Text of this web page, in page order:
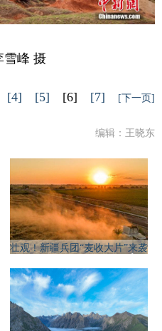
峰 摄
[4] [5] [6] [7] [下一页]
编辑：王晓东
壮观！新疆兵团“麦收大片”来袭